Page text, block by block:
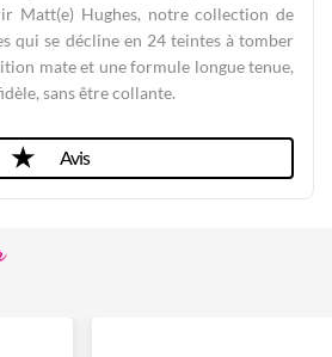
Matt(e) Hughes, notre collection de
qui se décline en 24 teintes à tomber
mate et une formule longue tenue,
sans être collante.
Avis